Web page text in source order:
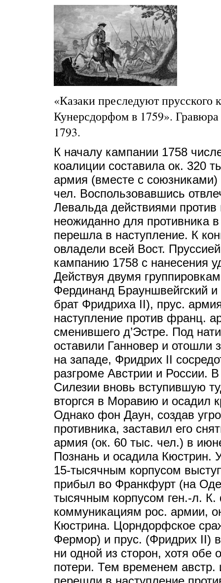
«Казаки преследуют
Кунерсдорфом в 1759».
1793.
К началу кампании 1758
коалиции составила ок. 320
армия (вместе с
чел. Воспользовавшись
Левальда действиями
неожиданно для противника
перешла в наступление. К
овладели всей Вост.
кампанию 1758 с нанесения
Действуя двумя
Фердинанд Брауншвейгский
брат Фридриха II), прус.
наступление против франц.
сменившего д’Эстре. Под
оставили Ганновер и отошли
на западе, Фридрих II
разгроме Австрии и России.
Силезии вновь вступившую
вторгся в Моравию и
Однако фон Даун, создав
противника, заставил его
армия (ок. 60 тыс. чел.) в
Познань и осадила Кюстрин.
15-тысячным корпусом
прибыл во Франкфурт (на
тысячным корпусом ген.-л.
коммуникациям рос. армии,
Кюстрина. Цорндорфское
Фермор) и прус. (Фридрих II)
ни одной из сторон, хотя
потери. Тем временем австр.